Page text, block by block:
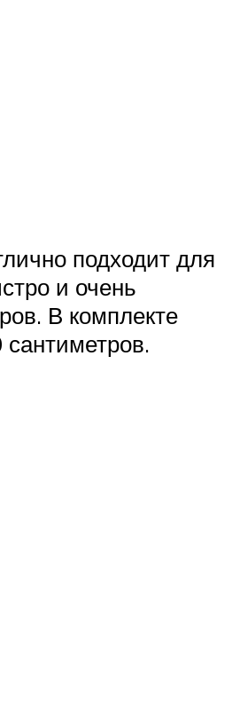
подходит для
и очень
В комплекте